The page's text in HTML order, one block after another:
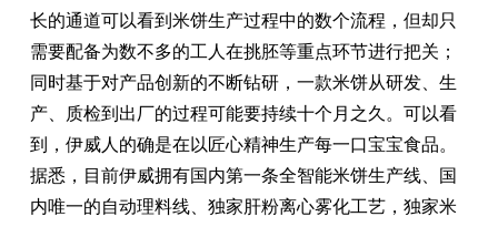
长的通道可以看到米饼生产过程中的数个流程，但却只
需要配备为数不多的工人在挑胚等重点环节进行把关；
同时基于对产品创新的不断钻研，一款米饼从研发、生
产、质检到出厂的过程可能要持续十个月之久。可以看
到，伊威人的确是在以匠心精神生产每一口宝宝食品。
据悉，目前伊威拥有国内第一条全智能米饼生产线、国
内唯一的自动理料线、独家肝粉离心雾化工艺，独家米